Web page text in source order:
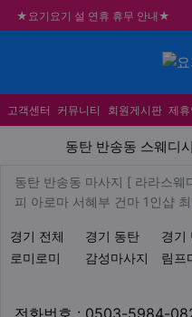
★요기요기 설 연휴 휴무 안내★
불건전한 게시글은 삭제 및 회원탈
고객센터 커뮤니티 회원게시판 제
동탄 반송동
동탄 반송동 스웨디
업체 정보
동탄 반송동
동탄 반송동 마사지 [ 라라스
피 아로마 서혜부 건마 1인샵
경기 전체 경기 동탄 경기
지역1
로미로미
감성마사지 림프
테마